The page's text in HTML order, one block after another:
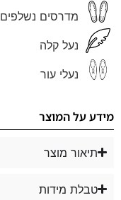
מדרסים נשלפים
נעל קלה
נעלי עור
מידע על המוצר
תיאור מוצר
טבלת מידות